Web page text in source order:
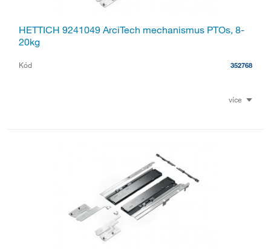
HETTICH 9241049 ArciTech mechanismus PTOs, 8-
20kg
Kód 352768
více